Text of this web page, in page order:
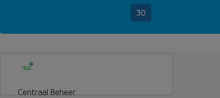
30
Centraal Beheer